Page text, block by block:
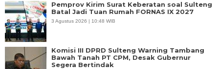
Pemprov Kirim Surat Keberatan soal Sulteng
Batal Jadi Tuan Rumah FORNAS IX 2027
3 Agustus 2026 | 10:48 WIB
Komisi III DPRD Sulteng Warning Tambang
Bawah Tanah PT CPM, Desak Gubernur
Segera Bertindak